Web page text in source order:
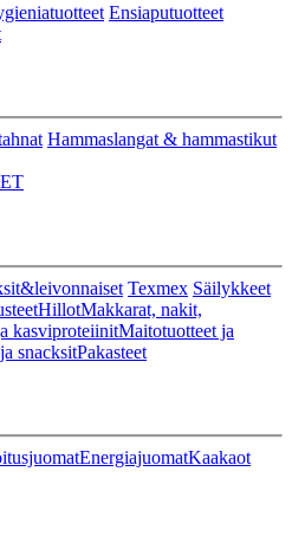
Ensiaputuotteet
Hammaslangat & hammastikut
Texmex Säilykkeet
HillotMakkarat, nakit,
kasviproteiinitMaitotuotteet ja
snacksitPakasteet
EnergiajuomatKaakaot